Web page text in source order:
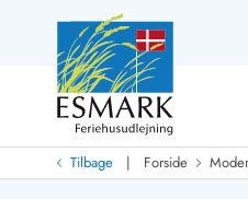
Last Minute
Tilbage | Forside